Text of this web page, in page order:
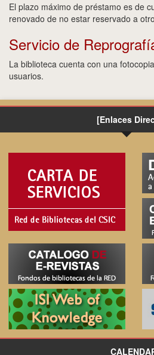
El plazo máximo de préstamo es de
renovado de no estar reservado a
Servicio de
La biblioteca cuenta con una
usuarios.
[Enlaces